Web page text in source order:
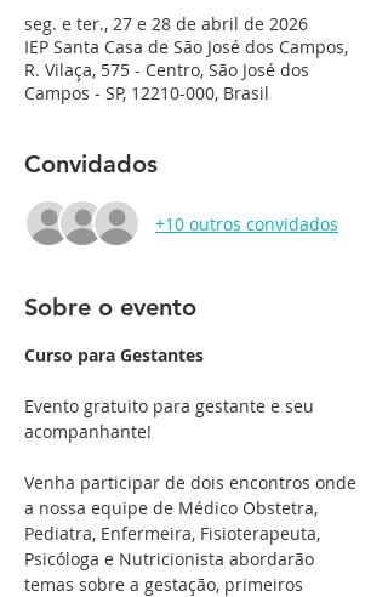
seg. e ter., 27 e 28 de abril de 2026
IEP Santa Casa de São José dos Campos,
R. Vilaça, 575 - Centro, São José dos
Campos - SP, 12210-000, Brasil
Convidados
+10 outros convidados
Sobre o evento
Curso para Gestantes
Evento gratuito para gestante e seu
acompanhante!
Venha participar de dois encontros onde
a nossa equipe de Médico Obstetra,
Pediatra, Enfermeira, Fisioterapeuta,
Psicóloga e Nutricionista abordarão
temas sobre a gestação, primeiros